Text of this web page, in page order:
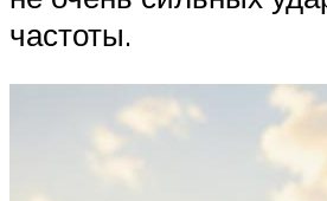
частоты.